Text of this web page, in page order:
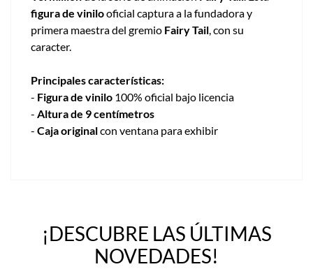
figura de vinilooficial captura a la fundadora y
primera maestra del gremio Fairy Tail, con su
caracter.
Principales características:
- Figura de vinilo 100% oficial bajo licencia
- Altura de 9 centímetros
- Caja originalcon ventana para exhibir
¡DESCUBRE LAS ÚLTIMAS
NOVEDADES!